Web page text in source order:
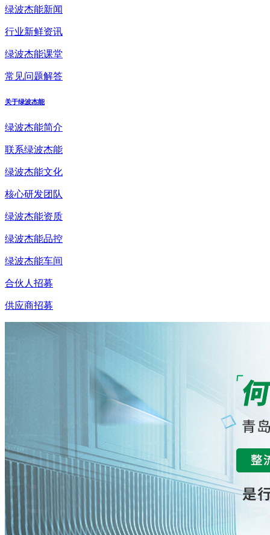
绿波杰能新闻
行业新鲜资讯
绿波杰能课堂
常见问题解答
关于绿波杰能
绿波杰能简介
联系绿波杰能
绿波杰能文化
核心研发团队
绿波杰能资质
绿波杰能品控
绿波杰能车间
合伙人招募
供应商招募